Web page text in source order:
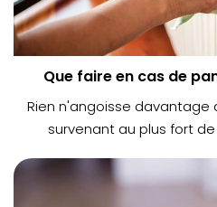
Que faire en cas de
Rien n'angoisse
survenant au plus fort de